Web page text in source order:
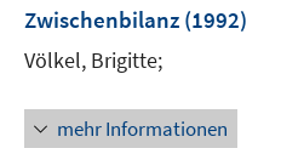
Zwischenbilanz (1992)
Völkel, Brigitte;
mehr Informationen